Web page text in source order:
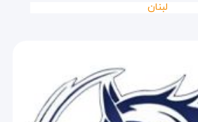
لبنان